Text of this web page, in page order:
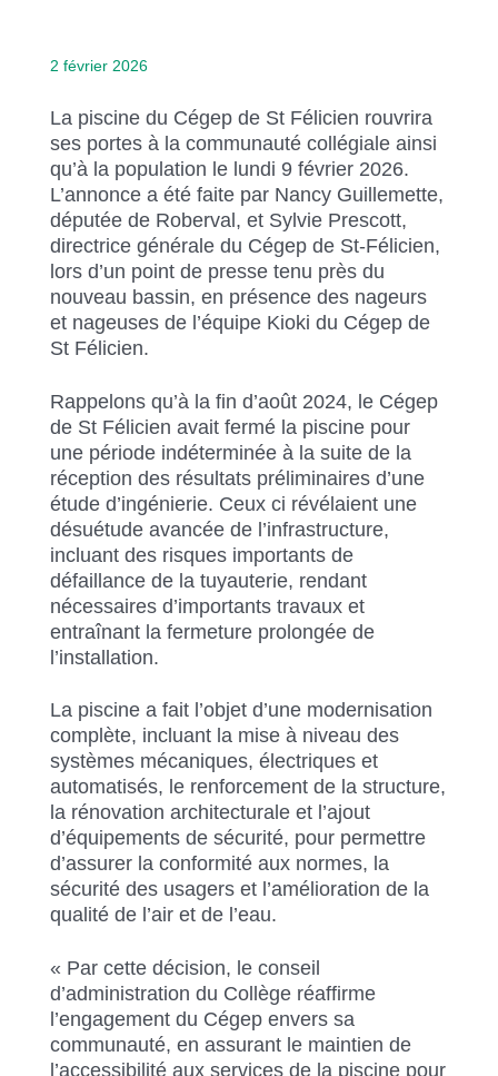
2 février 2026
La piscine du Cégep de St Félicien rouvrira
ses portes à la communauté collégiale ainsi
qu’à la population le lundi 9 février 2026.
L’annonce a été faite par Nancy Guillemette,
députée de Roberval, et Sylvie Prescott,
directrice générale du Cégep de St-Félicien,
lors d’un point de presse tenu près du
nouveau bassin, en présence des nageurs
et nageuses de l’équipe Kioki du Cégep de
St Félicien.
Rappelons qu’à la fin d’août 2024, le Cégep
de St Félicien avait fermé la piscine pour
une période indéterminée à la suite de la
réception des résultats préliminaires d’une
étude d’ingénierie. Ceux ci révélaient une
désuétude avancée de l’infrastructure,
incluant des risques importants de
défaillance de la tuyauterie, rendant
nécessaires d’importants travaux et
entraînant la fermeture prolongée de
l’installation.
La piscine a fait l’objet d’une modernisation
complète, incluant la mise à niveau des
systèmes mécaniques, électriques et
automatisés, le renforcement de la structure,
la rénovation architecturale et l’ajout
d’équipements de sécurité, pour permettre
d’assurer la conformité aux normes, la
sécurité des usagers et l’amélioration de la
qualité de l’air et de l’eau.
« Par cette décision, le conseil
d’administration du Collège réaffirme
l’engagement du Cégep envers sa
communauté, en assurant le maintien de
l’accessibilité aux services de la piscine pour